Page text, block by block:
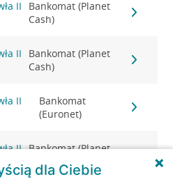
II
Bankomat (Planet
Cash)
II
Bankomat (Planet
Cash)
II
Bankomat
(Euronet)
II Bankomat (Planet
Cash)
dla Ciebie